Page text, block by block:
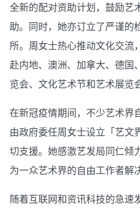
全新的配对资助计划，鼓励艺
助。同时，她亦订立了严谨的
所。周女士热心推动文化交流
赴内地、澳洲、加拿大、德国
览会、文化艺术节和艺术展览
在新冠疫情期间，不少艺术界
由政府委任周女士设立「艺文
切支援。她感激艺发局同仁倾
为一众艺术界的自由工作者解
随着互联网和资讯科技的急速